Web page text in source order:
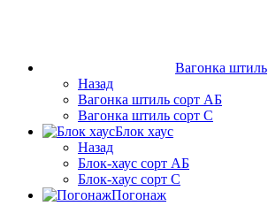
Вагонка штиль
Назад
Вагонка штиль сорт АБ
Вагонка штиль сорт С
Блок хаус
Назад
Блок-хаус сорт АБ
Блок-хаус сорт С
Погонаж